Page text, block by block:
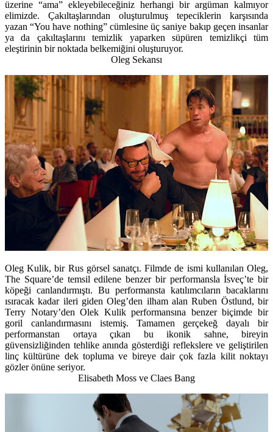
üzerine “ama” ekleyebileceğiniz herhangi bir argüman kalmıyor
elimizde. Çakıltaşlarından oluşturulmuş tepeciklerin karşısında
yazan “You have nothing” cümlesine üç saniye bakıp geçen insanlar
ya da çakıltaşlarını temizlik yaparken süpüren temizlikçi tüm
eleştirinin bir noktada belkemiğini oluşturuyor.
Oleg Sekansı
Oleg Kulik, bir Rus görsel sanatçı. Filmde de ismi kullanılan Oleg,
The Square’de temsil edilene benzer bir performansla İsveç’te bir
köpeği canlandırmıştı. Bu performansta katılımcıların bacaklarını
ısıracak kadar ileri giden Oleg’den ilham alan Ruben Östlund, bir
Terry Notary’den Olek Kulik performansına benzer biçimde bir
goril canlandırmasını istemiş. Tamamen gerçekeğ dayalı bir
performanstan ortaya çıkan bu ikonik sahne, bireyin
güvensizliğinden tehlike anında gösterdiği reflekslere ve geliştirilen
linç kültürüne dek topluma ve bireye dair çok fazla kilit noktayı
gözler önüne seriyor.
Elisabeth Moss ve Claes Bang